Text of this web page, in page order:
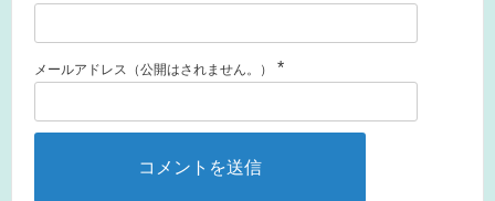
メールアドレス（公開はされません。） *